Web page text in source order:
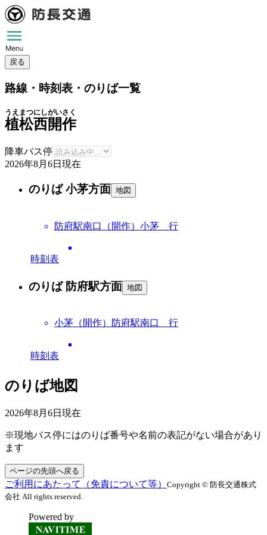
戻る
路線・時刻表・のりば一覧
植松西開作
うえまつにしがいさく
降車バス停
2026年8月6日 現在
のりば 小茅方面 地図
防府駅南口（開作）小茅 行
時刻表
のりば 防府駅方面 地図
小茅（開作）防府駅南口 行
時刻表
のりば地図
2026年8月6日 現在
※現地バス停にはのりば番号や名前の表記がない場合があり
ます
ページの先頭へ戻る
ご利用にあたって（免責について等） Copyright © 防長交通株式
会社 All rights reserved.
Powered by